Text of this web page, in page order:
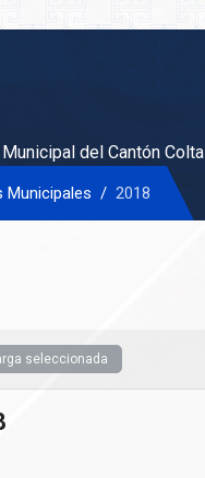
del Cantón Colta
Municipales 2018
seleccionada